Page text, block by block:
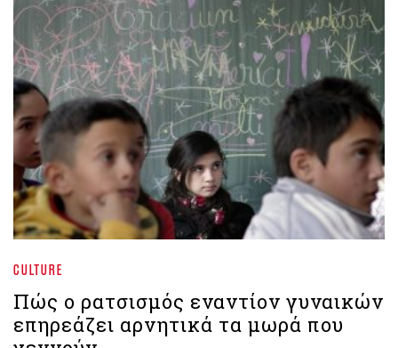
CULTURE
Πώς ο ρατσισμός εναντίον γυναικών
επηρεάζει αρνητικά τα μωρά που